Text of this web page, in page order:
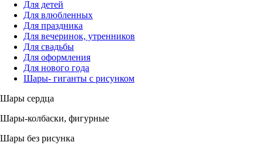
Для детей
Для влюбленных
Для праздника
Для вечеринок, утренников
Для свадьбы
Для оформления
Для нового года
Шары- гиганты с рисунком
Шары сердца
Шары-колбаски, фигурные
Шары без рисунка